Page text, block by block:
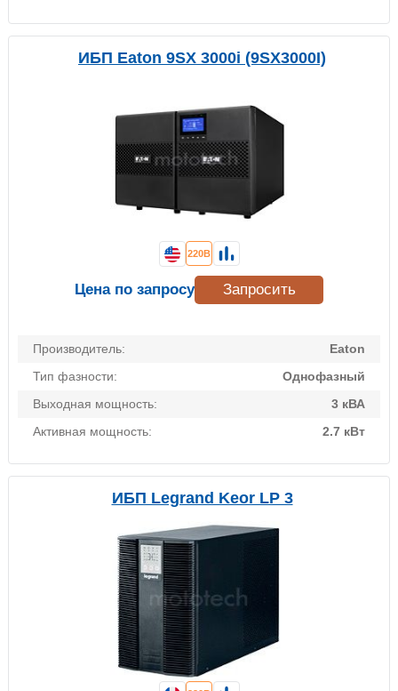
ИБП Eaton 9SX 3000i (9SX3000I)
Производитель:
Eaton
Тип фазности:
Однофазный
Выходная мощность:
3 кВА
Активная мощность:
2.7 кВт
220В
Цена по запросу Запросить
ИБП Legrand Keor LP 3